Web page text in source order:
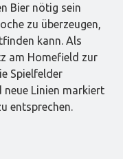
Bier nötig sein
zu überzeugen,
kann. Als
am Homefield zur
Spielfelder
Linien markiert
entsprechen.